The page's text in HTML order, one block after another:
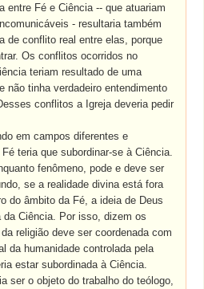
entre Fé e Ciência -- que atuariam
- resultaria também
de conflito real entre elas, porque
Os conflitos ocorridos no
teriam resultado de uma
não tinha verdadeiro entendimento
conflitos a Igreja deveria pedir
em campos diferentes e
teria que subordinar-se à Ciência.
fenômeno, pode e deve ser
se a realidade divina está fora
do âmbito da Fé, a ideia de Deus
da Ciência. Por isso, dizem os
religião deve ser coordenada com
da humanidade controlada pela
estar subordinada à Ciência.
ser o objeto do trabalho do teólogo,